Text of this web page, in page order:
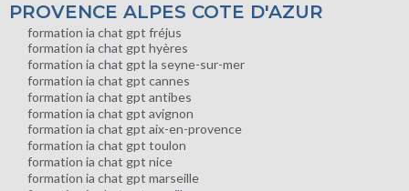
PROVENCE ALPES COTE D'AZUR
formation ia chat gpt fréjus
formation ia chat gpt hyères
formation ia chat gpt la seyne-sur-mer
formation ia chat gpt cannes
formation ia chat gpt antibes
formation ia chat gpt avignon
formation ia chat gpt aix-en-provence
formation ia chat gpt toulon
formation ia chat gpt nice
formation ia chat gpt marseille